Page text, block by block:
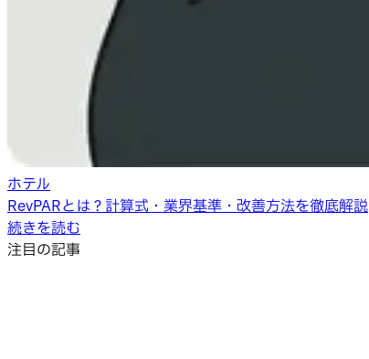
ホテル
RevPARとは？計算式・業界基準・改善方法を徹底解説
続きを読む
注目の記事